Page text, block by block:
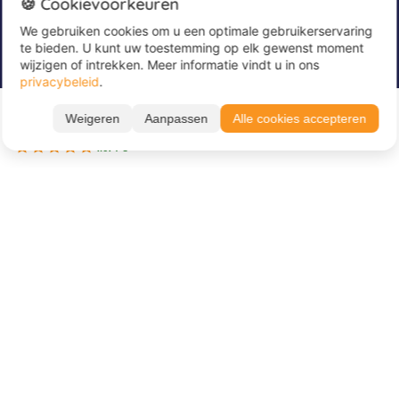
Vanaf 195 €
BOEK NU
Meld u nu aan voor onze nieuwsbrief om
geweldige aanbiedingen te ontvangen en op de
hoogte te blijven!
Voer hier uw e-mailadres in*
We gebruiken cookies om u een optimale gebruikerservaring
te bieden. U kunt uw toestemming op elk gewenst moment
wijzigen of intrekken. Meer informatie vindt u in ons
privacybeleid.
Weigeren Aanpassen Alle cookies accepteren